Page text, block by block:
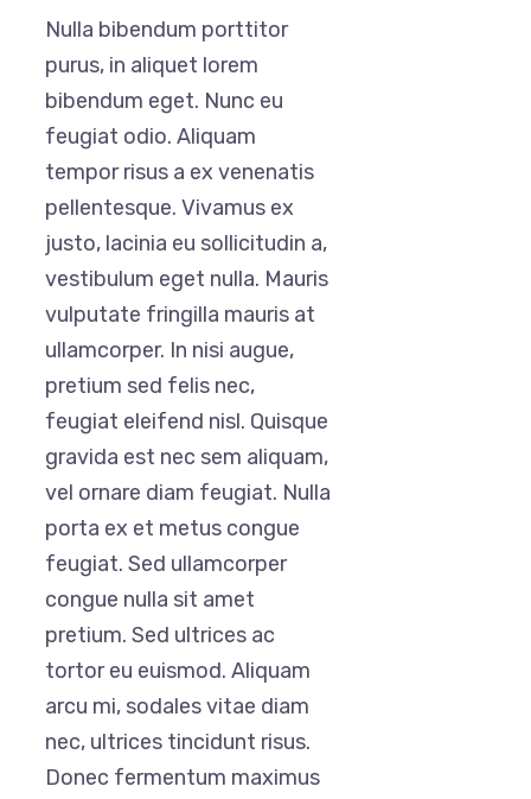
Nulla bibendum porttitor
purus, in aliquet lorem
bibendum eget. Nunc eu
feugiat odio. Aliquam
tempor risus a ex venenatis
pellentesque. Vivamus ex
justo, lacinia eu sollicitudin a,
vestibulum eget nulla. Mauris
vulputate fringilla mauris at
ullamcorper. In nisi augue,
pretium sed felis nec,
feugiat eleifend nisl. Quisque
gravida est nec sem aliquam,
vel ornare diam feugiat. Nulla
porta ex et metus congue
feugiat. Sed ullamcorper
congue nulla sit amet
pretium. Sed ultrices ac
tortor eu euismod. Aliquam
arcu mi, sodales vitae diam
nec, ultrices tincidunt risus.
Donec fermentum maximus